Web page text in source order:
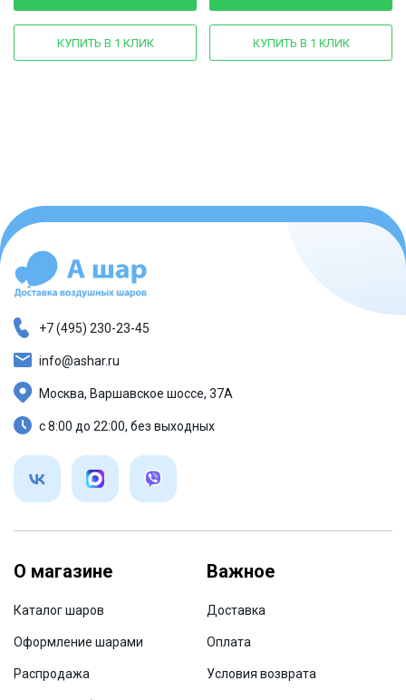
КУПИТЬ В 1 КЛИК КУПИТЬ В 1 КЛИК
О магазине
Каталог шаров
Оформление шарами
Распродажа
Важное
Доставка
Оплата
Условия возврата
+7 (495) 230-23-45
info@ashar.ru
Москва, Варшавское шоссе, 37А
с 8:00 до 22:00, без выходных